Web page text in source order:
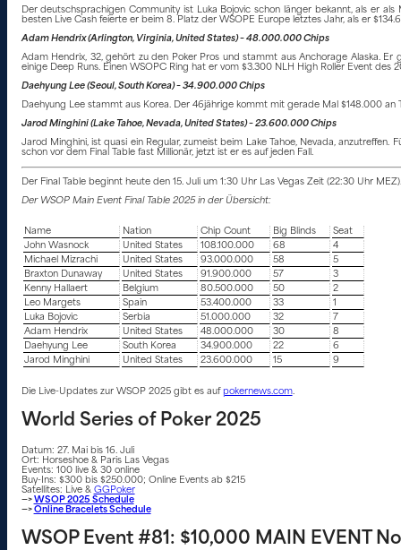
Der deutschsprachigen Community ist Luka Bojovic schon länger bekannt, als er
besten Live Cash feierte er beim 8. Platz der WSOPE Europe letztes Jahr, als er
Adam Hendrix (Arlington, Virginia, United States) – 48.000.000 Chips
Adam Hendrix, 32, gehört zu den Poker Pros und stammt aus Anchorage Alaska.
einige Deep Runs. Einen WSOPC Ring hat er vom $3.300 NLH High Roller Event des
Daehyung Lee (Seoul, South Korea) – 34.900.000 Chips
Daehyung Lee stammt aus Korea. Der 46jährige kommt mit gerade Mal $148.000
Jarod Minghini (Lake Tahoe, Nevada, United States) – 23.600.000 Chips
Jarod Minghini, ist quasi ein Regular, zumeist beim Lake Tahoe, Nevada,
schon vor dem Final Table fast Millionär, jetzt ist er es auf jeden Fall.
Der Final Table beginnt heute den 15. Juli um 1:30 Uhr Las Vegas Zeit (22:30 Uhr
Der WSOP Main Event Final Table 2025 in der Übersicht:
Name Nation Chip Count Big Blinds
Seat
John Wasnock
United States 108.100.000 68
4
Michael Mizrachi
United States 93.000.000 58
5
Braxton Dunaway
United States 91.900.000 57
3
Kenny Hallaert
Belgium 80.500.000 50
2
Leo Margets
Spain 53.400.000 33
1
Luka Bojovic
Serbia 51.000.000 32
7
Adam Hendrix
United States 48.000.000 30
8
Daehyung Lee
South Korea 34.900.000 22
6
Jarod Minghini
United States 23.600.000 15 9
Die Live-Updates zur WSOP 2025 gibt es aufpokernews.com.
World Series of Poker 2025
Datum: 27. Mai bis 16. Juli
Ort: Horseshoe & Paris Las Vegas
Events: 100 live & 30 online
Buy-Ins: $300 bis $250.000; Online Events ab $215
Satellites: Live & GGPoker
—>WSOP 2025 Schedule
—>Online Bracelets Schedule
WSOP Event #81: $10,000 MAIN EVENT